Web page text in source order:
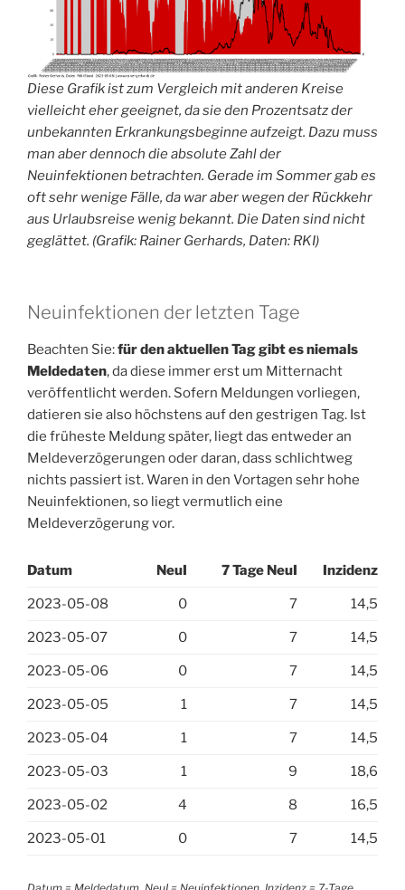
Diese Grafik ist zum Vergleich mit anderen Kreise
vielleicht eher geeignet, da sie den Prozentsatz der
unbekannten Erkrankungsbeginne aufzeigt. Dazu muss
man aber dennoch die absolute Zahl der
Neuinfektionen betrachten. Gerade im Sommer gab es
oft sehr wenige Fälle, da war aber wegen der Rückkehr
aus Urlaubsreise wenig bekannt. Die Daten sind nicht
geglättet. (Grafik: Rainer Gerhards, Daten: RKI)
Neuinfektionen der letzten Tage
Beachten Sie:für den aktuellen Tag gibt es niemals
Meldedaten, da diese immer erst um Mitternacht
veröffentlicht werden. Sofern Meldungen vorliegen,
datieren sie also höchstens auf den gestrigen Tag. Ist
die früheste Meldung später, liegt das entweder an
Meldeverzögerungen oder daran, dass schlichtweg
nichts passiert ist. Waren in den Vortagen sehr hohe
Neuinfektionen, so liegt vermutlich eine
Meldeverzögerung vor.
Datum NeuI 7 Tage NeuI Inzidenz
2023-05-08 0 7 14,5
2023-05-07 0 7 14,5
2023-05-06 0 7 14,5
2023-05-05 1 7 14,5
2023-05-04 1 7 14,5
2023-05-03 1 9 18,6
2023-05-02 4 8 16,5
2023-05-01 0 7 14,5